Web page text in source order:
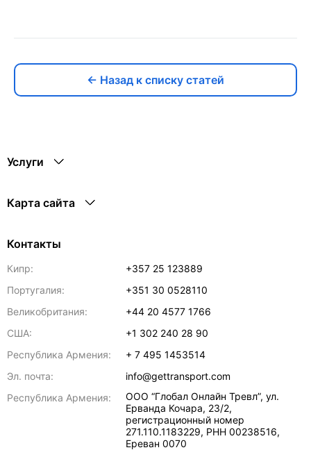
← Назад к списку статей
Услуги
Карта сайта
Контакты
Кипр:
+357 25 123889
Португалия:
+351 30 0528110
Великобритания:
+44 20 4577 1766
США:
+1 302 240 28 90
Республика Армения:
+ 7 495 1453514
Эл. почта:
info@gettransport.com
Республика Армения:
ООО “Глобал Онлайн Тревл”, ул.
Ерванда Кочара, 23/2,
регистрационный номер
271.110.1183229, РНН 00238516,
Ереван 0070